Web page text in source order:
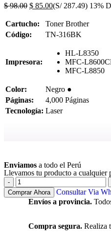
$98.00 $ 85.00(S/ 287.49) 13%
Cartucho:
Toner Brother
Código:
TN-316BK
Impresora:
HL-L8350
MFC-
MFC-L8850
Color:
Negro ●
Páginas:
4,000 Páginas
Tecnología: Laser
Enviamos a todo el Perú
Llevamos tu producto a cualquier
Comprar Ahora
Consultar Via
Envíos a provincia.
Compra segura. Realiza